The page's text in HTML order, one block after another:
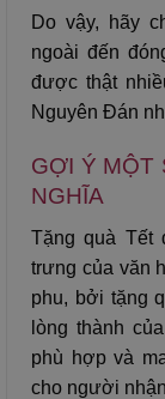
Do vậy, hãy
ngoài đến
được thật
Nguyên Đán
GỢI Ý MỘT
NGHĨA
Tặng quà Tết
trưng của văn
phu, bởi tặng
lòng thành
phù hợp và
cho người